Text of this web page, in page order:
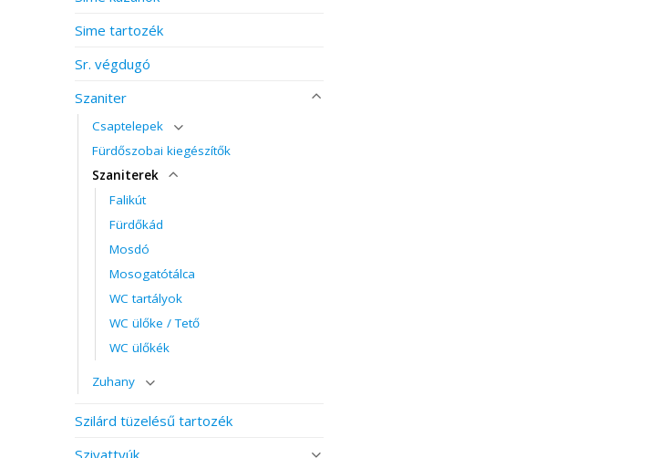
Sime tartozék
Sr. végdugó
Szaniter
Csaptelepek
Fürdőszobai kiegészítők
Szaniterek
Falikút
Fürdőkád
Mosdó
Mosogatótálca
WC tartályok
WC ülőke / Tető
WC ülőkék
Zuhany
Szilárd tüzelésű tartozék
Szivattyúk